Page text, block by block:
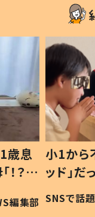
歳息
？」
編集部
小1から
ッド」
作り続
#令和の子
SNSで話題